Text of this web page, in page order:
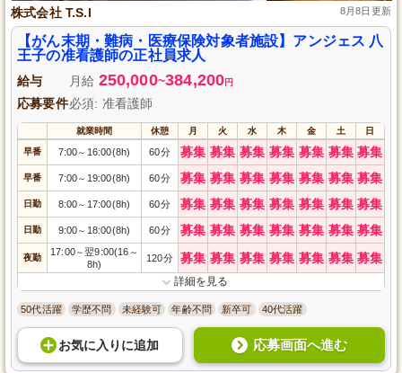
株式会社 T.S.I 8月8日更新
【がん末期・難病・医療保険対象者施設】アンジェス 八
王子の准看護師の正社員求人
給与 月給 250,000~384,200円
応募要件必須: 准看護師
就業時間 休憩 月 火 水 木 金 土 日
早番 7:00～ 16:00(8h) 60分 募集 募集 募集 募集 募集 募集 募集
早番 7:00～ 19:00(8h) 60分 募集 募集 募集 募集 募集 募集 募集
日勤 8:00～ 17:00(8h) 60分 募集 募集 募集 募集 募集 募集 募集
日勤 9:00～ 18:00(8h) 60分 募集 募集 募集 募集 募集 募集 募集
夜勤
17:00～翌9:00(16 ～
8h)
120分 募集 募集 募集 募集 募集 募集 募集
詳細を見る
50代活躍 学歴不問 未経験可 年齢不問 新卒可 40代活躍
お気に入り に追加 応募画面へ進む